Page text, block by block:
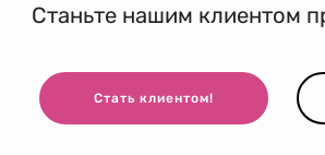
Станьте нашим клиентом
Стать клиентом!